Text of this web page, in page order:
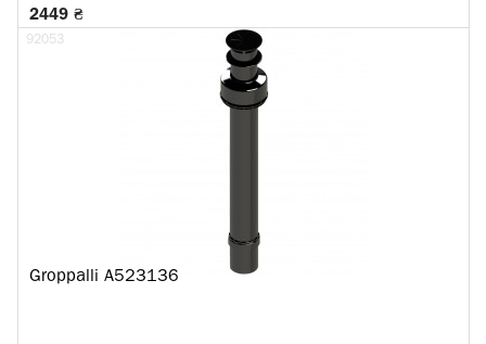
2449 ₴
Groppalli A523136
92053